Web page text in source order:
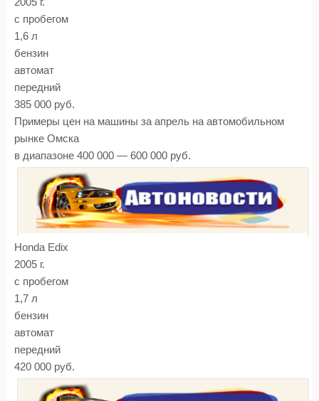
с пробегом
1,6 л
бензин
автомат
передний
385 000 руб.
Примеры цен на машины за апрель на автомобильном
рынке Омска
в диапазоне 400 000 — 600 000 руб.
Honda Edix
2005 г.
с пробегом
1,7 л
бензин
автомат
передний
420 000 руб.